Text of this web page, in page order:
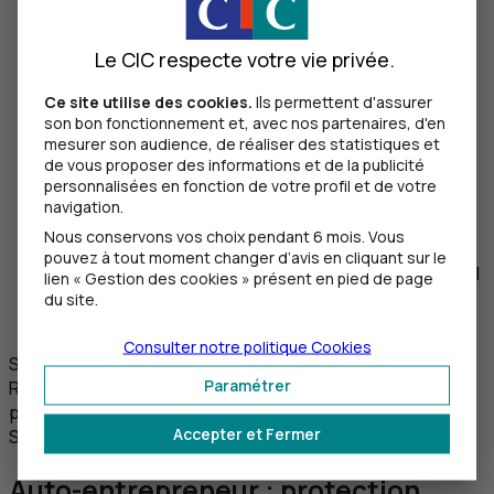
une durée de 12 mois maximum.
Vous exerciez une profession libérale
Si l’activité de votre micro-entreprise est artisanale
ou commerciale, vous bénéficiez d’un cumul sans
condition.
Si vous reprenez une activité libérale en auto-
maintenue sans ajustement tant que vos revenus
annuels sont inférieurs à 43 992 € en 2023. Si le seuil
est dépassé, votre pension de retraite sera réduite
Si vous êtes domicilié dans une Zone de Revitalisation
Rurale (
) ou une Zone Urbaine Prioritaire (ZUP), ce
plafond est revu et fixé à 48 060 € (plafond annuel de
Sécurité sociale).
Le CIC respecte votre vie privée.
Ce site utilise des cookies. Ils permettent d'assurer
son bon fonctionnement et, avec nos partenaires, d'en
mesurer son audience, de réaliser des statistiques et
de vous proposer des informations et de la publicité
personnalisées en fonction de votre profil et de votre
navigation.
Nous conservons vos choix pendant 6 mois. Vous
pouvez à tout moment changer d’avis en cliquant sur le
lien « Gestion des cookies » présent en pied de page
du site.
Accepter et Fermer
Paramétrer
Consulter notre politique Cookies